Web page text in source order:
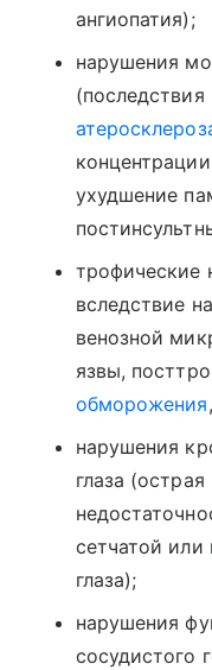
ангиопатия);
нарушения
(последствия
ухудшение
трофические
вследствие
венозной
язвы,
обморожения
нарушения
глаза
сетчатой или
глаза);
нарушения
сосудистого